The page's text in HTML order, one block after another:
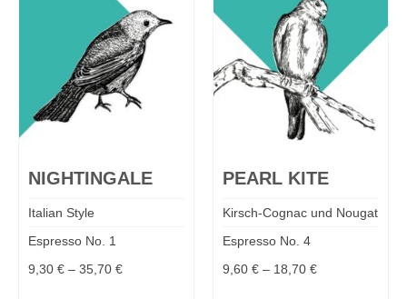
NIGHTINGALE
Italian Style
Espresso No. 1
9,30 € – 35,70 €
PEARL KITE
Kirsch-Cognac und Nougat
Espresso No. 4
9,60 € – 18,70 €